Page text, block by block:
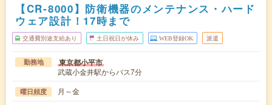
【CR-8000】防衛機器のメンテナンス・ハード
ウェア設計！17時まで
交通費別途支給あり 土日祝日が休み WEB登録OK 派遣
勤務地 東京都小平市
武蔵小金井駅からバス7分
曜日頻度 月～金